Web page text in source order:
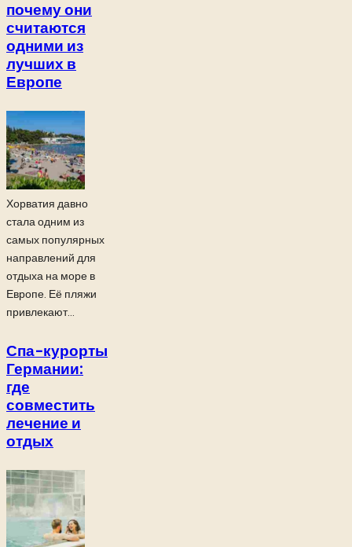
почему они
считаются
одними из
лучших в
Европе
Хорватия давно
стала одним из
самых популярных
направлений для
отдыха на море в
Европе. Её пляжи
привлекают...
Спа-курорты
Германии:
где
совместить
лечение и
отдых